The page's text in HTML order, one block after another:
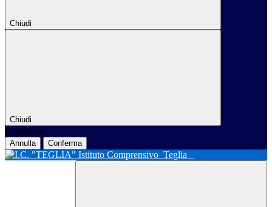
Chiudi
Chiudi
Conferma
Annulla Conferma
Istituto Comprensivo Teglia